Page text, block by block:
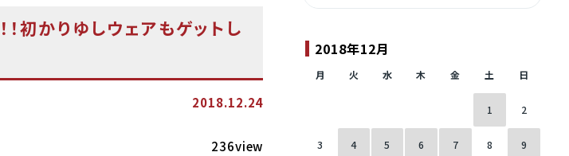
初かりゆしウェアもゲットし
2018.12.24
236view
2018年12月
月 火 水 木 金 土 日
1 2
3 4 5 6 7 8 9